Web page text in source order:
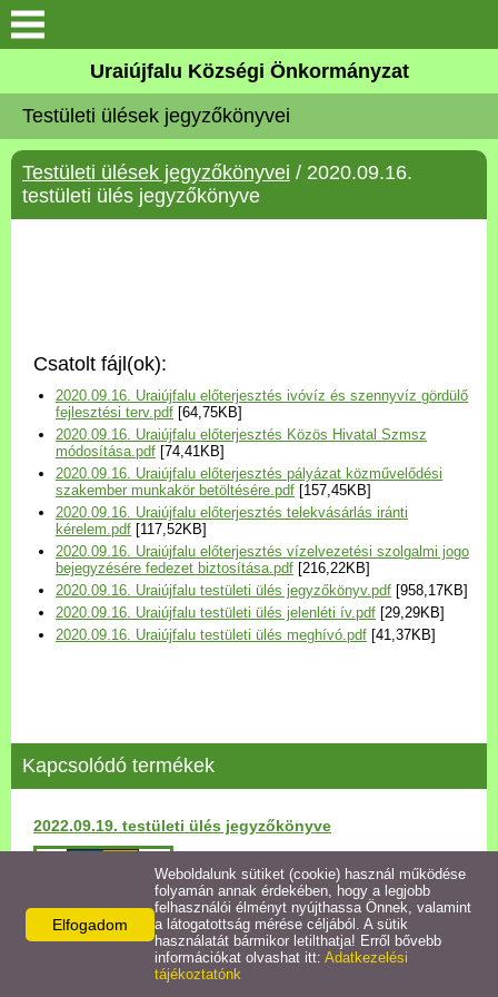
Köszöntő
Elérhetőségek
Uraiújfalu
Választási információk
Versenyképes Járások
Program
Települési Arculati
Kézikönyv
Hírek
Egyéb intézmények
Egyéb szolgáltatások
Egészségügyi ellátás
Uraiújfalu Sportegyesület
Uraiújfalu Községi Önkormányzat
Testületi ülések jegyzőkönyvei
Testületi ülések jegyzőkönyvei / 2020.09.16.
testületi ülés jegyzőkönyve
Csatolt fájl(ok):
2020.09.16. Uraiújfalu előterjesztés ivóvíz és szennyvíz gördülő
fejlesztési terv.pdf [64,75KB]
2020.09.16. Uraiújfalu előterjesztés Közös Hivatal Szmsz
módosítása.pdf [74,41KB]
2020.09.16. Uraiújfalu előterjesztés pályázat közművelődési
szakember munkakör betöltésére.pdf [157,45KB]
2020.09.16. Uraiújfalu előterjesztés telekvásárlás iránti
kérelem.pdf [117,52KB]
2020.09.16. Uraiújfalu előterjesztés vízelvezetési szolgalmi jogo
bejegyzésére fedezet biztosítása.pdf [216,22KB]
2020.09.16. Uraiújfalu testületi ülés jegyzőkönyv.pdf [958,17KB]
2020.09.16. Uraiújfalu testületi ülés jelenléti ív.pdf [29,29KB]
2020.09.16. Uraiújfalu testületi ülés meghívó.pdf [41,37KB]
Kapcsolódó termékek
2022.09.19. testületi ülés jegyzőkönyve
Részletek
Elfogadom
Weboldalunk sütiket (cookie) használ működése
folyamán annak érdekében, hogy a legjobb
felhasználói élményt nyújthassa Önnek, valamint
a látogatottság mérése céljából. A sütik
használatát bármikor letilthatja! Erről bővebb
információkat olvashat itt: Adatkezelési
tájékoztatónk